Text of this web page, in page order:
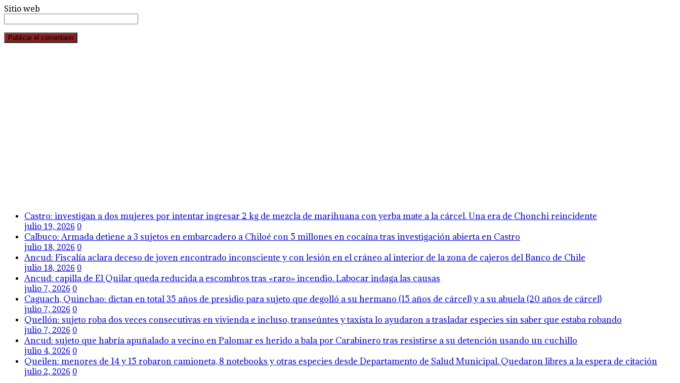
Sitio web
Castro: investigan a dos mujeres por intentar ingresar 2 kg de mezcla de marihuana con yerba mate a la cárcel. Una era de Chonchi reincidente
julio 19, 2026 0
Calbuco: Armada detiene a 3 sujetos en embarcadero a Chiloé con 5 millones en cocaína tras investigación abierta en Castro
julio 18, 2026 0
Ancud: Fiscalía aclara deceso de joven encontrado inconsciente y con lesión en el cráneo al interior de la zona de cajeros del Banco de Chile
julio 18, 2026 0
Ancud: capilla de El Quilar queda reducida a escombros tras «raro» incendio. Labocar indaga las causas
julio 7, 2026 0
Caguach, Quinchao: dictan en total 35 años de presidio para sujeto que degolló a su hermano (15 años de cárcel) y a su abuela (20 años de cárcel)
julio 7, 2026 0
Quellón: sujeto roba dos veces consecutivas en vivienda e incluso, transeúntes y taxista lo ayudaron a trasladar especies sin saber que estaba robando
julio 7, 2026 0
Ancud: sujeto que habría apuñalado a vecino en Palomar es herido a bala por Carabinero tras resistirse a su detención usando un cuchillo
julio 4, 2026 0
Queilen: menores de 14 y 15 robaron camioneta, 8 notebooks y otras especies desde Departamento de Salud Municipal. Quedaron libres a la espera de citación
julio 2, 2026 0